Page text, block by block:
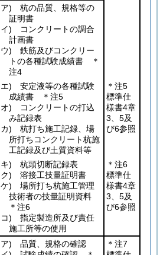
ア) 杭の品質、規格等の
証明書
イ) コンクリートの調合
計画書
ウ) 鉄筋及びコンクリー
トの各種試験成績書 ＊
注4
エ) 安定液等の各種試験
成績書 ＊注5
オ) コンクリートの打込
み記録表
カ) 杭打ち施工記録、場
所打ちコンクリート杭施
工記録及び土質資料等
＊注5
標準仕
様書4章
3、5及
び6参照
キ) 杭頭切断記録表
ク) 溶接工技量証明書
ケ) 場所打ち杭施工管理
技術者の技量証明資料
＊注6
コ) 指定製造所及び責任
施工所等の使用
＊注6
標準仕
様書4章
3、5及
び6参照
ア) 品質、規格の確認
＊注7